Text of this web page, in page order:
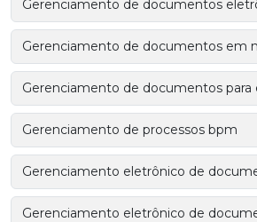
Gerenciamento de documentos
Gerenciamento de documentos em
Gerenciamento de documentos para
Gerenciamento de processos bpm
Gerenciamento eletrônico de
Gerenciamento eletrônico de